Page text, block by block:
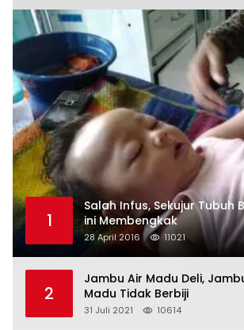
1
Salah Infus, Sekujur Tubuh
ini Membengkak
28 April 2016 11021
2
Jambu Air Madu Deli,
Madu Tidak Berbiji
31 Juli 2021 10614